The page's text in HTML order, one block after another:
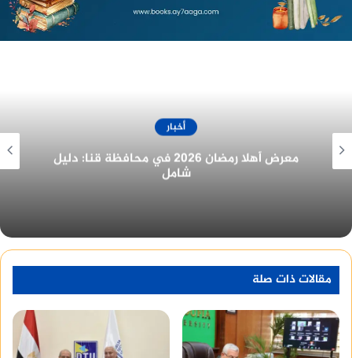
الجراحة.
أخبار
غرفة المنيا التجارية تُهنئ الرئيس السيسي
بمناسبة الولاية الجديدة
مقالات ذات صلة